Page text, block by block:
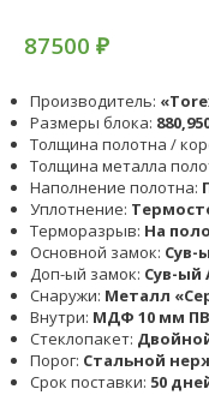
87500 ₽
Производитель:
Размеры блока:
Толщина полотна /
Толщина металла
Наполнение полотна:
Уплотнение:
Терморазрыв: На
Основной замок: Сув-
Доп-ый замок: Сув-ый
Снаружи: Металл
Внутри: МДФ 10 мм
Стеклопакет:
Порог: Стальной
Срок поставки: 50